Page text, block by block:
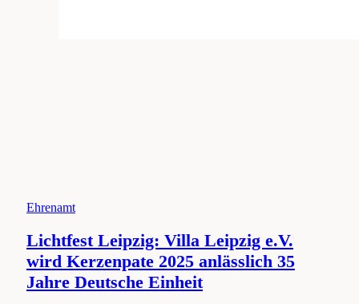
Ehrenamt
Lichtfest Leipzig: Villa Leipzig e.V.
wird Kerzenpate 2025 anlässlich 35
Jahre Deutsche Einheit